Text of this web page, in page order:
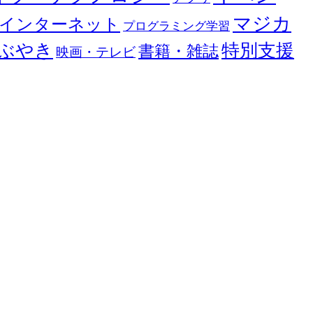
ンターネット プログラミング学習 マジカ
やき 映画・テレビ書籍・雑誌特別支援